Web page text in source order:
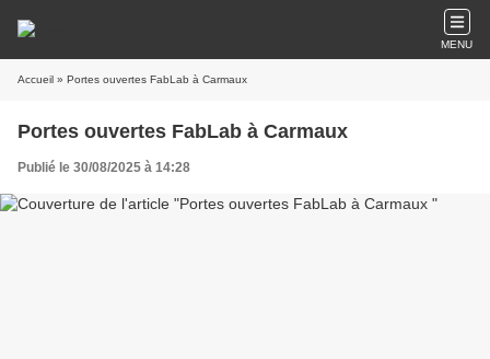
MENU
Accueil » Portes ouvertes FabLab à Carmaux
Portes ouvertes FabLab à Carmaux
Publié le 30/08/2025 à 14:28